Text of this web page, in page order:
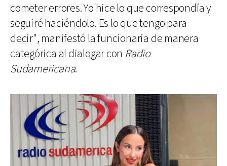
cometer errores. Yo hice lo que correspondía y
seguiré haciéndolo. Es lo que tengo para
decir", manifestó la funcionaria de manera
categórica al dialogar con Radio
Sudamericana.